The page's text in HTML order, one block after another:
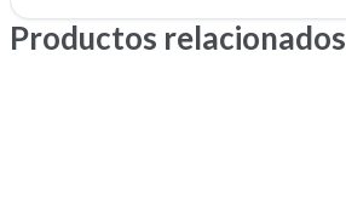
Productos relacionados